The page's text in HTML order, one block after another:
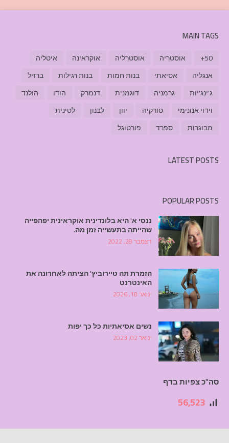
MAIN TAGS
50+ אוסטריה אוסטרליה אוקראינה
איטליה
אנגליה
אסיאתי בנות חמות בנות רגילות
ברזיל
ג'ינג'יות
גרמניה דוגמנית דנמרק הודו
הולנד
וידוי אנונימי
טורקיה יוון לבנון
לטינית
מבוגרות
ספרד פורטוגל
LATEST POSTS
POPULAR POSTS
ננסי א' היא בלונדינית אוקראינית יפהפייה
שהייתה בתעשייה זמן מה.
דצמבר 28, 2022
הזמרת תה טיירוביץ' הציתה לאחרונה את
האינטרנט
ינואר 18, 2026
נשים אסיאתיות כל כך יפות
ינואר 02, 2023
סה"כ צפיות בדף
56,523